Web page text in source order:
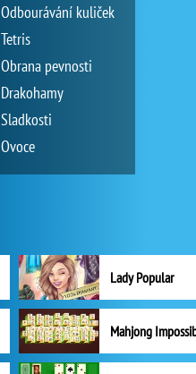
Odbourávání kuliček
Tetris
Obrana pevnosti
Drakohamy
Sladkosti
Ovoce
Lady Popular
Mahjong